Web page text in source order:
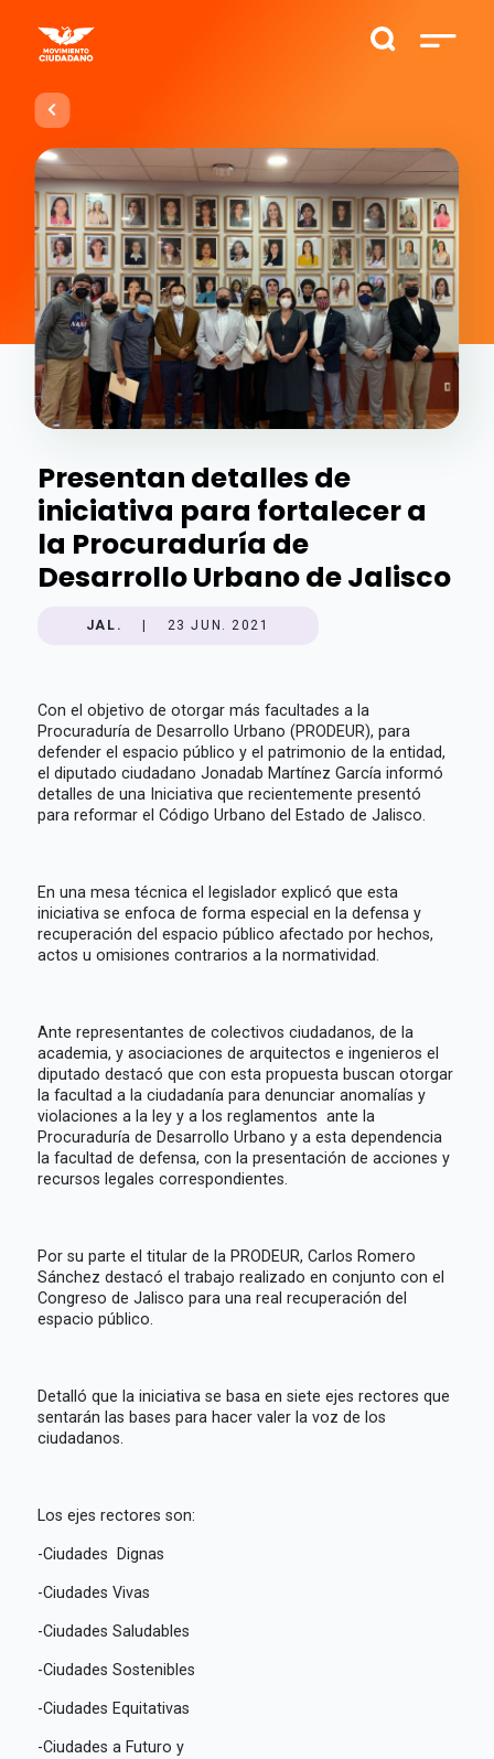
Presentan detalles de
iniciativa para fortalecer a
la Procuraduría de
Desarrollo Urbano de Jalisco
JAL. 23 JUN. 2021
Con el objetivo de otorgar más facultades a la
Procuraduría de Desarrollo Urbano (PRODEUR), para
defender el espacio público y el patrimonio de la entidad,
el diputado ciudadano Jonadab Martínez García informó
detalles de una Iniciativa que recientemente presentó
para reformar el Código Urbano del Estado de Jalisco.
En una mesa técnica el legislador explicó que esta
iniciativa se enfoca de forma especial en la defensa y
recuperación del espacio público afectado por hechos,
actos u omisiones contrarios a la normatividad.
Ante representantes de colectivos ciudadanos, de la
academia, y asociaciones de arquitectos e ingenieros el
diputado destacó que con esta propuesta buscan otorgar
la facultad a la ciudadanía para denunciar anomalías y
violaciones a la ley y a los reglamentos ante la
Procuraduría de Desarrollo Urbano y a esta dependencia
la facultad de defensa, con la presentación de acciones y
recursos legales correspondientes.
Por su parte el titular de la PRODEUR, Carlos Romero
Sánchez destacó el trabajo realizado en conjunto con el
Congreso de Jalisco para una real recuperación del
espacio público.
Detalló que la iniciativa se basa en siete ejes rectores que
sentarán las bases para hacer valer la voz de los
ciudadanos.
Los ejes rectores son:
-Ciudades Dignas
-Ciudades Vivas
-Ciudades Saludables
-Ciudades Sostenibles
-Ciudades Equitativas
-Ciudades a Futuro y